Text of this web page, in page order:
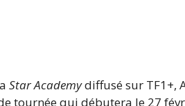
Star Academydiffusé sur TF1+,
tournée qui débutera le 27